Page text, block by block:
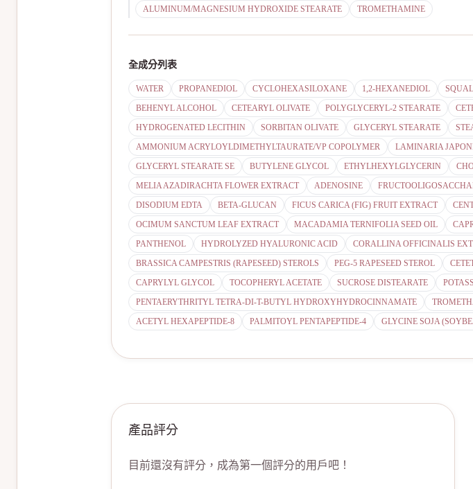
ALUMINUM/MAGNESIUM HYDROXIDE STEARATE
TROMETHAMINE
全成分列表
WATER PROPANEDIOL CYCLOHEXASILOXANE 1,2-HEXANEDIOL
BEHENYL ALCOHOL
CETEARYL OLIVATE POLYGLYCERYL-2 STEARATE
HYDROGENATED LECITHIN
SORBITAN OLIVATE GLYCERYL STEARATE
AMMONIUM ACRYLOYLDIMETHYLTAURATE/VP COPOLYMER
LAMINARIA
GLYCERYL STEARATE SE
BUTYLENE GLYCOL ETHYLHEXYLGLYCERIN
MELIA AZADIRACHTA FLOWER EXTRACT
ADENOSINE
DISODIUM EDTA
BETA-GLUCAN FICUS CARICA (FIG) FRUIT EXTRACT
OCIMUM SANCTUM LEAF EXTRACT
MACADAMIA TERNIFOLIA SEED OIL
PANTHENOL
HYDROLYZED HYALURONIC ACID CORALLINA OFFICINALIS
BRASSICA CAMPESTRIS (RAPESEED) STEROLS
PEG-5 RAPESEED STEROL
CAPRYLYL GLYCOL
TOCOPHERYL ACETATE SUCROSE DISTEARATE
PENTAERYTHRITYL TETRA-DI-T-BUTYL HYDROXYHYDROCINNAMATE
ACETYL HEXAPEPTIDE-8
PALMITOYL PENTAPEPTIDE-4 GLYCINE SOJA
產品評分
目前還沒有評分，成為第一個評分的用戶吧！